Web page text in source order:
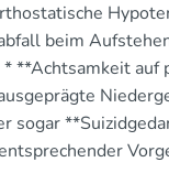
beim
**Achtsamkeit auf
sogar